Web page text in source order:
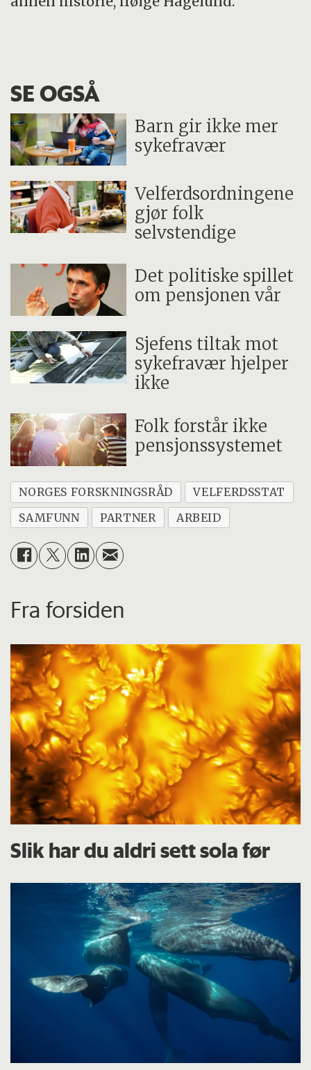
SE OGSÅ
Barn gir ikke mer
sykefravær
Velferdsordningene
gjør folk
selvstendige
Det politiske spillet
om pensjonen vår
Sjefens tiltak mot
sykefravær hjelper
ikke
Folk forstår ikke
pensjonssystemet
NORGES FORSKNINGSRÅD
VELFERDSSTAT
SAMFUNN
PARTNER ARBEID
Fra forsiden
Slik har du aldri sett sola før